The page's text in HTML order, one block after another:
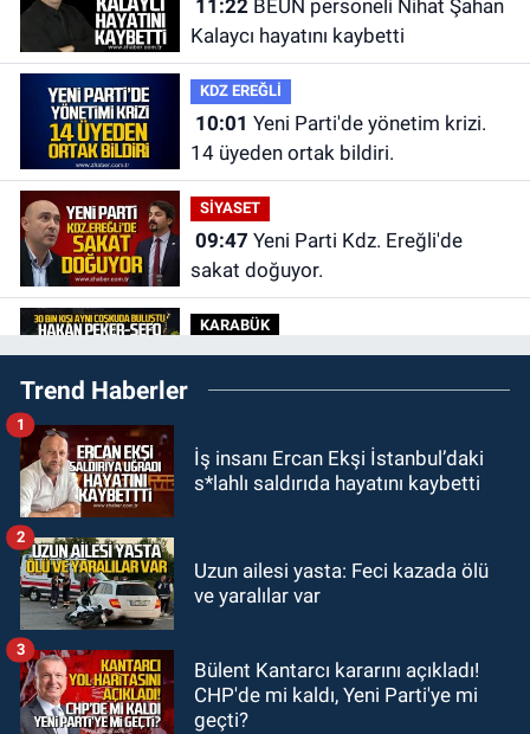
11:22BEUN personeli Nihat Şahan
Kalaycı hayatını kaybetti
KDZ EREĞLİ
10:01
14 üyeden ortak bildiri.
SİYASET
09:47
sakat doğuyor.
KARABÜK
09:30Karabük'te 30 bin kişi aynı
coşkuda buluştu.
09:24Zonguldak'ta gece- gündüz
ekiplerden dron destekli denetim.
23:55Devrek Belediyespor, (PGL)
GÜNDEM
23:19 İstanbul Park satışta!
Trend Haberler
İş insanı Ercan Ekşi İstanbul’daki
s*lahlı saldırıda hayatını kaybetti
1
Uzun ailesi yasta: Feci kazada ölü
ve yaralılar var
2
Bülent Kantarcı kararını açıkladı!
CHP'de mi kaldı, Yeni Parti'ye mi
geçti?
3